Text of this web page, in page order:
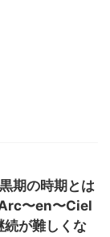
期の時期とは
〜en〜Ciel
続が難しくな